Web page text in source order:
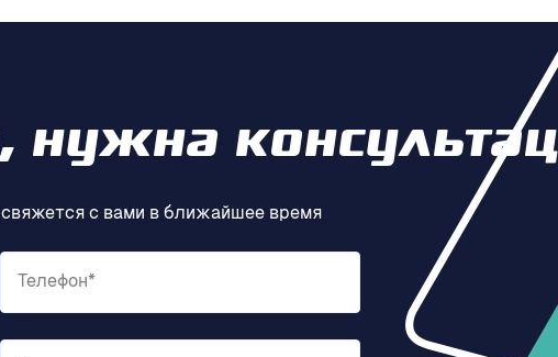
нужна
с вами в ближайшее время
Телефон*